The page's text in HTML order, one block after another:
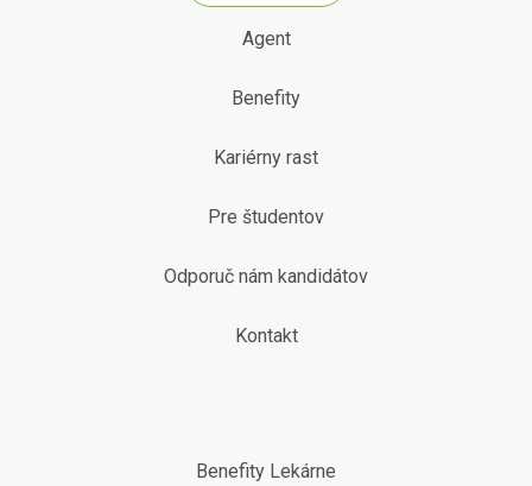
Agent
Benefity
Kariérny rast
Pre študentov
Odporuč nám kandidátov
Kontakt
Benefity Lekárne